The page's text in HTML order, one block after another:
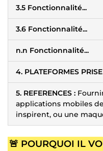
3.5 Fonctionnalité...
3.6 Fonctionnalité...
n.n Fonctionnalité...
4. PLATEFORMES
5. REFERENCES :
applications mobiles
inspirent, ou une
🚨 POURQUOI IL